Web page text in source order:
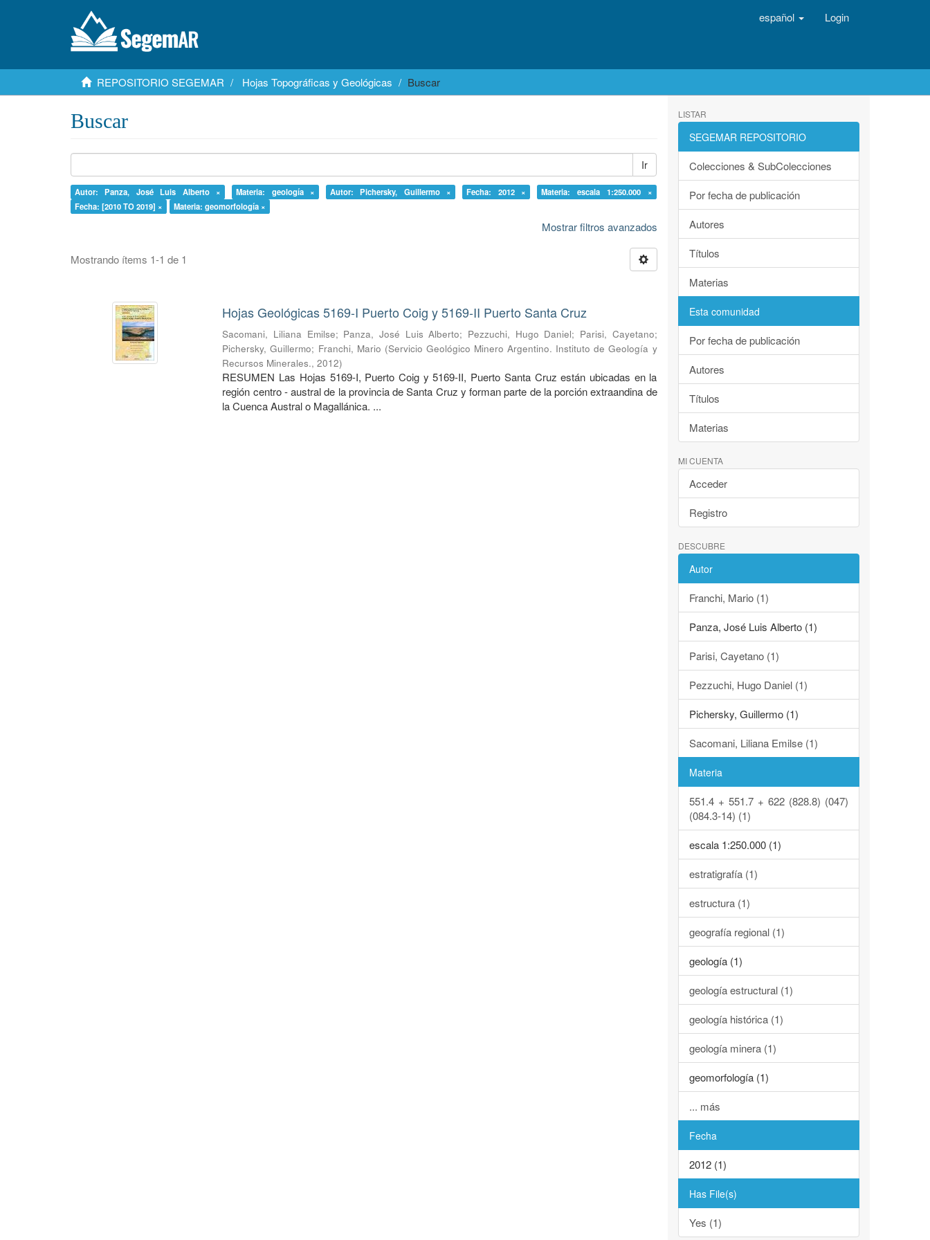
español Login
REPOSITORIO SEGEMAR Hojas Topográficas y Geológicas Buscar
Buscar
Ir
Autor: Panza, José Luis Alberto × Materia: geología × Autor: Pichersky, Guillermo × Fecha: 2012 ×
Materia: escala 1:250.000 ×
Fecha: [2010 TO 2019] ×
Materia: geomorfología ×
Mostrar filtros avanzados
Mostrando ítems 1-1 de 1
Hojas Geológicas 5169-I Puerto Coig y 5169-II Puerto Santa Cruz
Sacomani, Liliana Emilse; Panza, José Luis Alberto; Pezzuchi, Hugo Daniel; Parisi, Cayetano;
Pichersky, Guillermo; Franchi, Mario (Servicio Geológico Minero Argentino. Instituto de Geología y
Recursos Minerales.,2012)
RESUMEN Las Hojas 5169-I, Puerto Coig y 5169-II, Puerto Santa Cruz están ubicadas en la
región centro - austral de la provincia de Santa Cruz y forman parte de la porción extraandina de
la Cuenca Austral o Magallánica. ...
LISTAR
SEGEMAR REPOSITORIO
Colecciones & SubColecciones
Por fecha de publicación
Autores
Títulos
Materias
Esta comunidad
Por fecha de publicación
Autores
Títulos
Materias
MI CUENTA
Acceder
Registro
DESCUBRE
Autor
Franchi, Mario (1)
Panza, José Luis Alberto (1)
Parisi, Cayetano (1)
Pezzuchi, Hugo Daniel (1)
Pichersky, Guillermo (1)
Sacomani, Liliana Emilse (1)
Materia
551.4 + 551.7 + 622 (828.8) (047)
(084.3-14) (1)
escala 1:250.000 (1)
estratigrafía (1)
estructura (1)
geografía regional (1)
geología (1)
geología estructural (1)
geología histórica (1)
geología minera (1)
geomorfología (1)
... más
Fecha
2012 (1)
Has File(s)
Yes (1)